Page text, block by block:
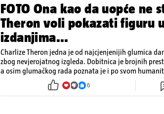
FOTO Ona kao da uopće ne
Theron voli pokazati figuru
izdanjima...
Charlize Theron jedna je od najcjenjenijih glumica
zbog nevjerojatnog izgleda. Dobitnica je brojnih
a osim glumačkog rada poznata je i po svom
nisu joj problem, a u galeriji pogledajte kako se
6